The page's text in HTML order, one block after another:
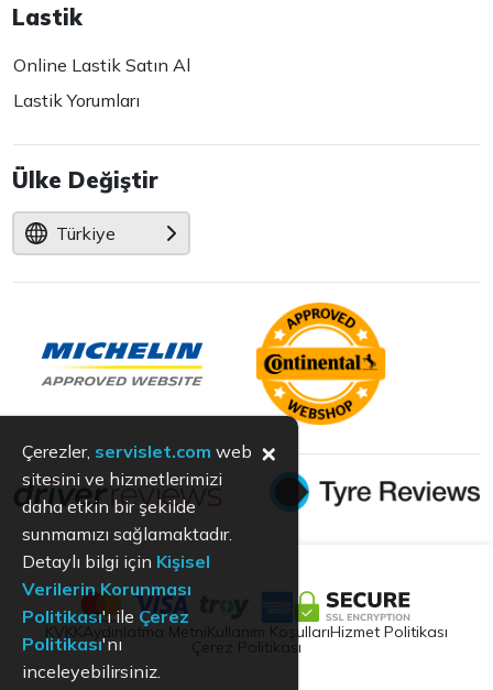
Lastik
Online Lastik Satın Al
Lastik Yorumları
Ülke Değiştir
Türkiye
Aydınlatma Metni Kullanım KoşullarıHizmet Politikası
Çerez Politikası
Çerezler, servislet.com web
sitesini ve hizmetlerimizi
daha etkin bir şekilde
sunmamızı sağlamaktadır.
Detaylı bilgi için Kişisel
Verilerin Korunması
Politikası'ı ile Çerez
Politikası'nı
inceleyebilirsiniz.
×